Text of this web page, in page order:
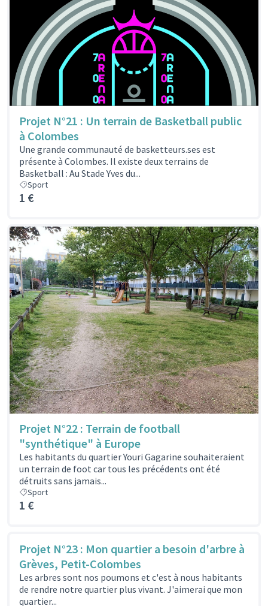
Projet N°21 : Un terrain de Basketball public
à Colombes
Une grande communauté de basketteurs.ses est
présente à Colombes. Il existe deux terrains de
Basketball : Au Stade Yves du...
Sport
1 €
Projet N°22 : Terrain de football
"synthétique" à Europe
Les habitants du quartier Youri Gagarine souhaiteraient
un terrain de foot car tous les précédents ont été
détruits sans jamais...
Sport
1 €
Projet N°23 : Mon quartier a besoin d'arbre à
Grèves, Petit-Colombes
Les arbres sont nos poumons et c'est à nous habitants
de rendre notre quartier plus vivant. J'aimerai que mon
quartier...